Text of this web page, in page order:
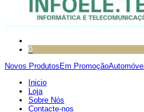
0
Novos Produtos Em PromoçãoAutomóvel
Inicio
Loja
Sobre Nós
Contacte-nos